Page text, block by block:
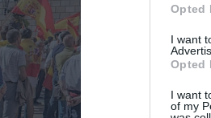
Opted
I want
Opted
I want
of my